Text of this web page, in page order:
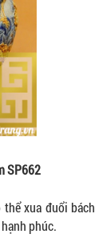
SP662
xua đuổi bách
phúc.